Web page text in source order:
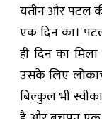
यतीन और पटल
एक दिन का।
ही दिन का
उसके लिए
बिल्कुल भी